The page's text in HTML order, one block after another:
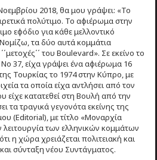
2018, θα μου γράψει: «Το
πολύτιμο. Το αφιέρωμα στην
εφόδιο για κάθε μελλοντικό
τα δύο αυτά κομμάτια
του Boulevard». Σε εκείνο το
37, είχα γράψει ένα αφιέρωμα 16
Τουρκίας το 1974 στην Κύπρο, με
τα οποία είχα αντλήσει από τον
είχε κατατεθεί στη Βουλή από την
τα τραγικά γεγονότα εκείνης της
(Editorial), με τίτλο «Μοναρχία
των ελληνικών κομμάτων
η χώρα χρειάζεται πολιτειακή και
σύνταξη νέου Συντάγματος.